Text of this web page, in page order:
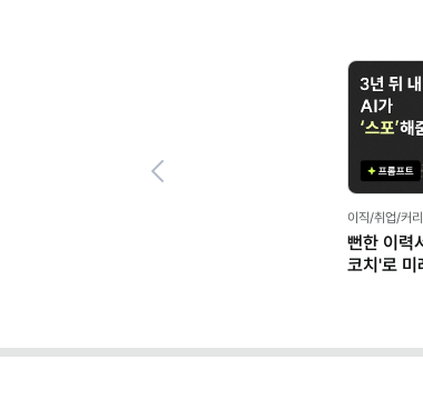
마케팅 트렌드/실무,리더십/매니지먼트
우리 팀은 AI 이렇게 씁니다: 나
활용을 넘어 팀 전체로 확산한